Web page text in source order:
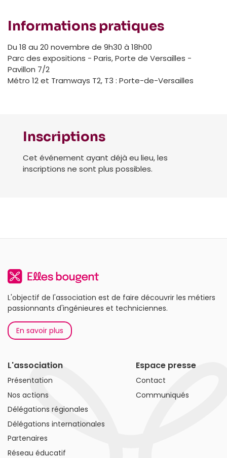
Informations pratiques
Du 18 au 20 novembre de 9h30 à 18h00
Parc des expositions - Paris, Porte de Versailles -
Pavillon 7/2
Métro 12 et Tramways T2, T3 : Porte-de-Versailles
Inscriptions
Cet événement ayant déjà eu lieu, les
inscriptions ne sont plus possibles.
L'objectif de l'association est de faire découvrir les métiers
passionnants d'ingénieures et techniciennes.
En savoir plus
L'association
Présentation
Nos actions
Délégations régionales
Délégations internationales
Partenaires
Réseau éducatif
Espace presse
Contact
Communiqués